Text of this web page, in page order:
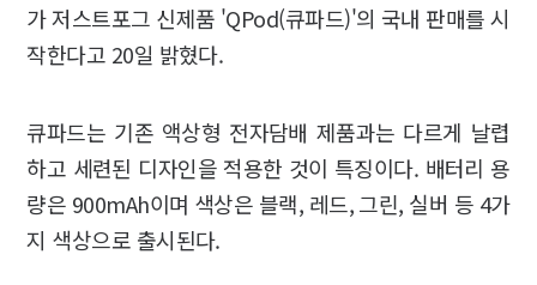
가 저스트포그 신제품 'QPod(큐파드)'의 국내 판매를 시
작한다고 20일 밝혔다.
큐파드는 기존 액상형 전자담배 제품과는 다르게 날렵
하고 세련된 디자인을 적용한 것이 특징이다. 배터리 용
량은 900mAh이며 색상은 블랙, 레드, 그린, 실버 등 4가
지 색상으로 출시된다.